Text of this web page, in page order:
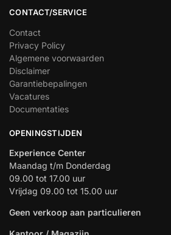
CONTACT/SERVICE
Contact
Privacy Policy
Algemene voorwaarden
Disclaimer
Garantiebepalingen
Vacatures
Documentaties
OPENINGSTIJDEN
Experience Center
Maandag t/m Donderdag
09.00 tot 17.00 uur
Vrijdag 09.00 tot 15.00 uur
Geen verkoop aan particulieren